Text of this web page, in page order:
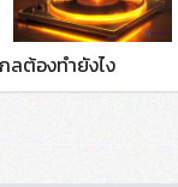
ต้องทำยังไง